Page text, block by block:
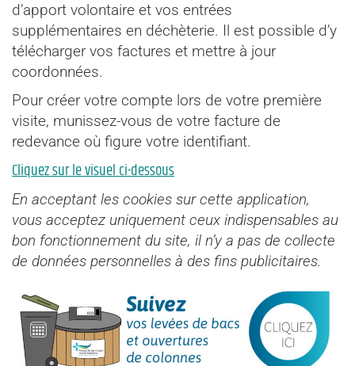
d’apport volontaire et vos entrées
supplémentaires en déchèterie. Il est possible d’y
télécharger vos factures et mettre à jour
coordonnées.
Pour créer votre compte lors de votre première
visite, munissez-vous de votre facture de
redevance où figure votre identifiant.
Cliquez sur le visuel ci-dessous
En acceptant les cookies sur cette application,
vous acceptez uniquement ceux indispensables au
bon fonctionnement du site, il n’y a pas de collecte
de données personnelles à des fins publicitaires.